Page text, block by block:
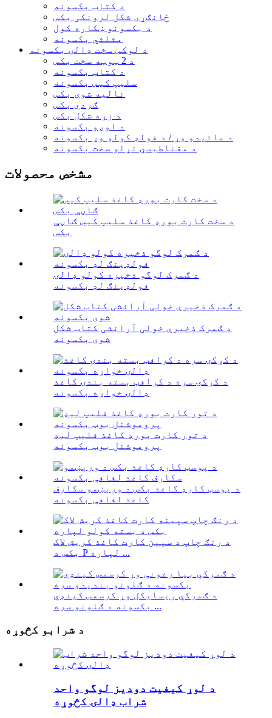
د کتاب بکسونه
ځانګړی شکل لرونکی بکس
د بکسونو ښکاره کول
مثلثي بکسونه
د لوکس سخت ډالۍ بکسونه
د 2 ټوټه سخت بکس
د کتاب بکسونه
سلیپ کیس بکسونه
نالیه شوی بکس
ګردي بکس
د زړه شکل بکس
د اوږو بکسونه
د ماتیدو وړ / د فولډ کولو وړ بکسونه
د مقناطیسي تړلو سخت بکسونه
مشخص محصولات
د سخت کارت بورډ کاغذ سلیپ کیس ګاڼې
بکس
د ګمرک لوگو ذخیره کولو ډالۍ
فولډینګ لډ بکسونه
د ګمرک ذخیرې خولی آرائشی کتاب شکل
شوی بکسونه
د کړکۍ سره د کرافټ بسته بندۍ کاغذ
ډالۍ خواړه بکسونه
د تور کارت بورډ کاغذ فلیپ لیډ
پروموشنل بوټ بکسونه
د پوسټ کارډ کاغذ بکس د ورېښمو سکارف
کاغذ لفافې بکسونه
د رنګ چاپ د سپین کارت کاغذ کریش لاک
بکس د P لپاره ...
د ګمرکي ریسایکل وړ کرسمس کینډي
بکسونه د ګلونو سره ...
د شرابو کڅوړه
د لوړ کیفیت دودیز لوگو واحد
شراب ډالۍ کڅوړه